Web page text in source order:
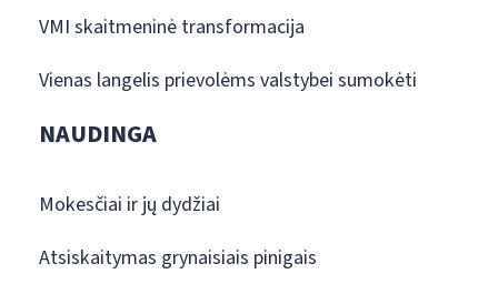
VMI skaitmeninė transformacija
Vienas langelis prievolėms valstybei sumokėti
NAUDINGA
Mokesčiai ir jų dydžiai
Atsiskaitymas grynaisiais pinigais